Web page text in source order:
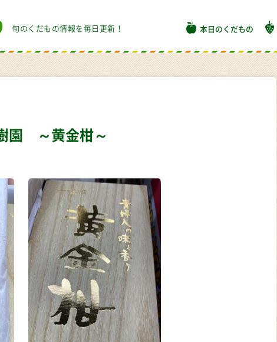
旬のくだもの情報を毎日更新！ 本日のくだもの
園 ～黄金柑～